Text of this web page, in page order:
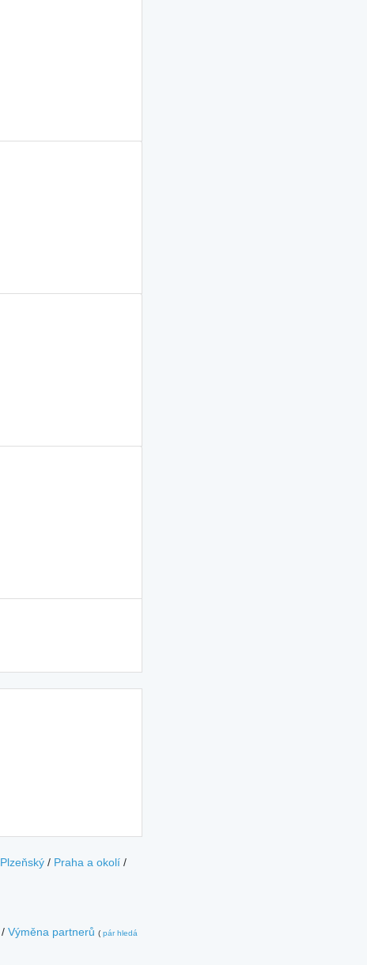
Plzeňský / Praha a okolí /
/ Výměna partnerů ( pár hledá